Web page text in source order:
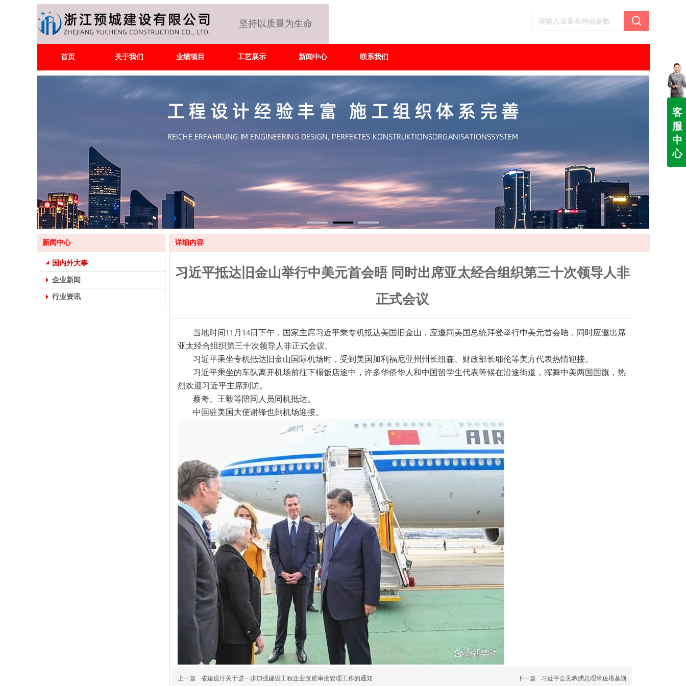
坚持以质量为生命
首页 关于我们 业绩项目 工艺展示 新闻中心 联系我们
新闻中心
国内外大事
企业新闻
行业资讯
详细内容
习近平抵达旧金山举行中美元首会晤 同时出席亚太经合组织第三十次领导人非
正式会议
当地时间11月14日下午，国家主席习近平乘专机抵达美国旧金山，应邀同美国总统拜登举行中美元首会晤，同时应邀出席
亚太经合组织第三十次领导人非正式会议。
习近平乘坐专机抵达旧金山国际机场时，受到美国加利福尼亚州州长纽森、财政部长耶伦等美方代表热情迎接。
习近平乘坐的车队离开机场前往下榻饭店途中，许多华侨华人和中国留学生代表等候在沿途街道，挥舞中美两国国旗，热
烈欢迎习近平主席到访。
蔡奇、王毅等陪同人员同机抵达。
中国驻美国大使谢锋也到机场迎接。
上一篇 省建设厅关于进一步加强建设工程企业资质审批管理工作的通知 下一篇 习近平会见希腊总理米佐塔基斯
客
服
中
心